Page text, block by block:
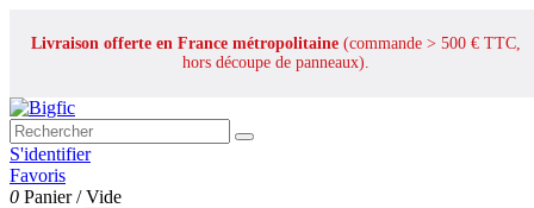
Livraison offerte en France métropolitaine (commande > 500 € TTC,
hors découpe de panneaux).
S'identifier
Favoris
0 Panier /Vide